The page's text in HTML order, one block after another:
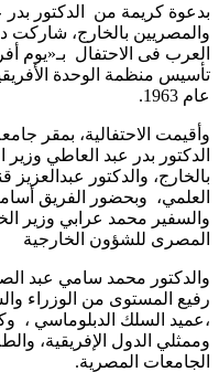
بدعوة كريمة من الدكتور بدر
والمصريين بالخارج،
العرب فى الاحتفال بـ«يوم
تأسيس منظمة الوحدة
عام 1963.
وأقيمت الاحتفالية، بمقر
الدكتور بدر عبد العاطي
بالخارج، والدكتور عبدالعزيز
العلمي، وبحضور الفريق
والسفير محمد عرابي وزير
المصرى للشؤون الخارجية
والدكتور محمد سامي عبد
رفيع المستوى من الوزراء
،عميد السلك الدبلوماسي ،
وممثلي الدول الإفريقية،
الجامعات المصرية.